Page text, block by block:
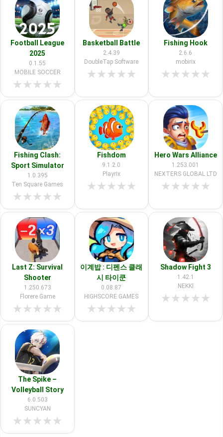
Football League
2025
0.1.55
MOBILE SOCCER
★★★★★
Basketball Battle
2.4.39
DoubleTap Software
★★★★★
Fishing Hook
2.6.6
mobirix
★★★★★
Fishing Clash:
Sport Simulator
1.0.395
Ten Square Games
★★★★★
Fishdom
9.1.2.0
Playrix
★★★★★
Hero Wars Alliance
1.253.001
NEXTERS GLOBAL LTD
★★★★★
Last Z: Survival
Shooter
1.250.673
Florere Game
★★★★★
이계밥 : 디펜스 클래
시 타이쿤
0.08.87
HIGHSCORE GAMES
★★★★★
Shadow Fight 3
1.42.1
NEKKI
★★★★★
The Spike –
Volleyball Story
6.0.503
SUNCYAN
★★★★★